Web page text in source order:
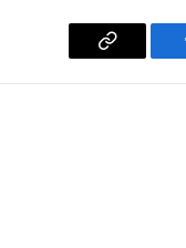
Copy